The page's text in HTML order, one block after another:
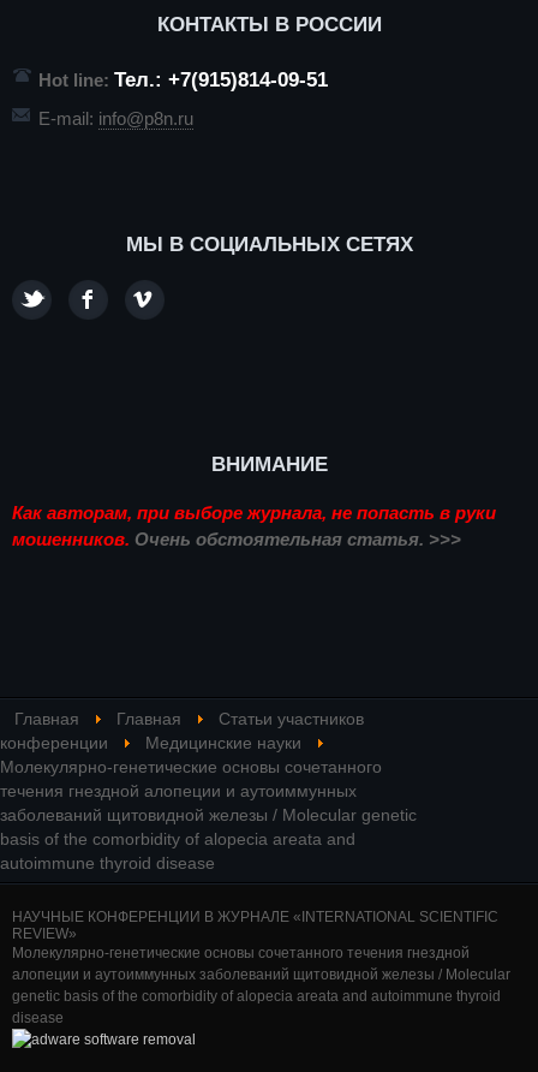
КОНТАКТЫ В РОССИИ
Hot line: Тел.: +7(915)814-09-51
E-mail: info@p8n.ru
МЫ В СОЦИАЛЬНЫХ СЕТЯХ
ВНИМАНИЕ
Как авторам, при выборе журнала, не попасть в руки
мошенников. Очень обстоятельная статья. >>>
Главная Главная
Статьи участников
конференции
Медицинские науки
Молекулярно-генетические основы сочетанного
течения гнездной алопеции и аутоиммунных
заболеваний щитовидной железы / Molecular genetic
basis of the comorbidity of alopecia areata and
autoimmune thyroid disease
НАУЧНЫЕ КОНФЕРЕНЦИИ В ЖУРНАЛЕ «INTERNATIONAL SCIENTIFIC
REVIEW»
Молекулярно-генетические основы сочетанного течения гнездной
алопеции и аутоиммунных заболеваний щитовидной железы / Molecular
genetic basis of the comorbidity of alopecia areata and autoimmune thyroid
disease